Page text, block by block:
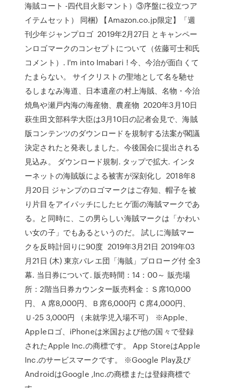
海賊コート -四代目火影マント）③序盤に役立つア
イテムセット） 同梱) 【Amazon.co.jp限定】「週
刊少年ジャンプロゴ 2019年2月27日 とキャンペー
ンロゴマークのコンセプトについて（佐藤可士和氏
コメント）. I'm into Imabari ! 今、今治が面白くて
たまらない。 サイクリストの聖地として名を馳せ
るしまなみ海道、日本遺産の村上海賊、名物・今治
焼鳥や瀬戸内海の海産物、農産物 2020年3月10日
萩生田文部科学大臣は3月10日の記者会見で、海賊
版コンテンツのダウンロードを規制する法案が閣議
決定されたと発表しました。今後国会に提出される
見込み。 ダウンロード規制. タップで拡大. インタ
ーネットの海賊版による被害が深刻化し 2018年8
月20日 ジャンプのロゴマークはご存知、帽子を被
り片目をアイパッチにしたヒゲ面の海賊マークであ
る。と同時に、この男らしい海賊マークは「かわい
い女の子」でもあるというのだ。 試しに海賊マー
クを反時計回りに90度 2019年3月21日 2019年03
月21日 (木) 東京バレエ団「海賊」プロローグ付 全3
幕. 当日券について. 販売時間：14：00～ 販売場
所：2階当日券カウンター販売料金：Ｓ席10,000
円、Ａ席8,000円、Ｂ席6,000円 Ｃ席4,000円、
Ｕ-25 3,000円 （未就学児入場不可） ※Apple、
Appleロゴ、iPhoneは米国および他の国々で登録
されたApple Inc.の商標です。 App StoreはApple
Inc.のサービスマークです。 ※Google Play及び
AndroidはGoogle ,Inc.の商標または登録商標で